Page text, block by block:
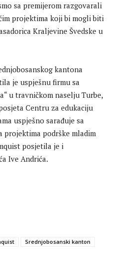
sa premijerom razgovarali
projektima koji bi mogli biti
Kraljevine Švedske u
kantona
je uspješnu firmu sa
u travničkom naselju Turbe,
Centru za edukaciju
uspješno sarađuje sa
projektima podrške mladim
posjetila je i
Ive Andrića.
Srednjobosanski kanton